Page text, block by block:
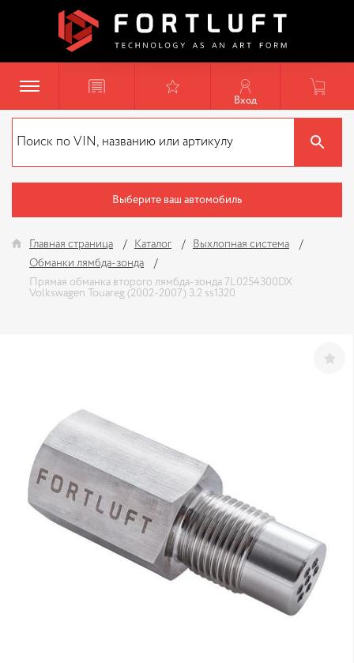
Вход
Выберите ваш автомобиль
Главная страница Каталог
Выхлопная система
Обманки лямбда-зонда
Прямая обманка второго лямбда-зонда 7L0254300DX
Volkswagen Touareg (2002-2007) 3.2 ss1320